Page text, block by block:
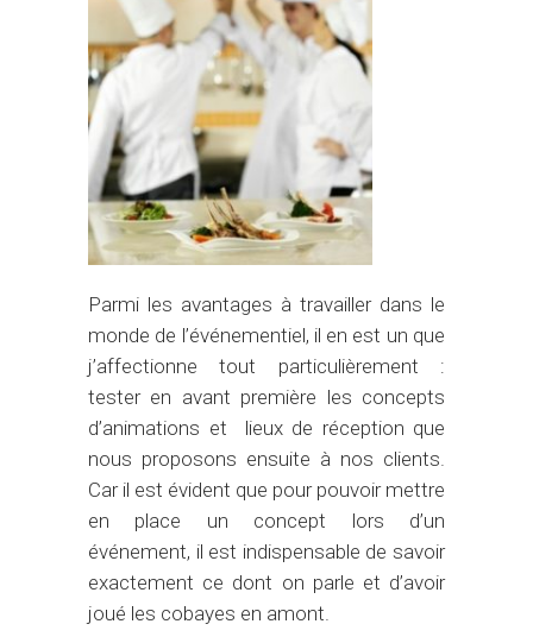
Parmi les avantages à travailler dans le
monde de l’événementiel, il en est un que
j’affectionne tout particulièrement :
tester en avant première les concepts
d’animations et lieux de réception que
nous proposons ensuite à nos clients.
Car il est évident que pour pouvoir mettre
en place un concept lors d’un
événement, il est indispensable de savoir
exactement ce dont on parle et d’avoir
joué les cobayes en amont.